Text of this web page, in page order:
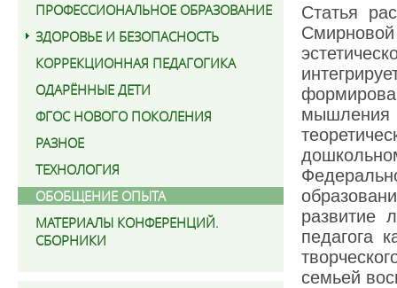
ПРОФЕССИОНАЛЬНОЕ ОБРАЗОВАНИЕ
ЗДОРОВЬЕ И БЕЗОПАСНОСТЬ
КОРРЕКЦИОННАЯ ПЕДАГОГИКА
ОДАРЁННЫЕ ДЕТИ
ФГОС НОВОГО ПОКОЛЕНИЯ
РАЗНОЕ
ТЕХНОЛОГИЯ
ОБОБЩЕНИЕ ОПЫТА
МАТЕРИАЛЫ КОНФЕРЕНЦИЙ.
СБОРНИКИ
Статья
мышления
развитие
педагога
семьей